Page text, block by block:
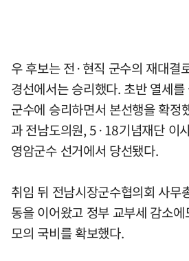
우 후보는 전·현직 군수의 재대결
경선에서는 승리했다. 초반 열세
군수에 승리하면서 본선행을 확정
과 전남도의원, 5·18기념재단 이
영암군수 선거에서 당선됐다.
취임 뒤 전남시장군수협의회 사무
동을 이어왔고 정부 교부세 감소
모의 국비를 확보했다.